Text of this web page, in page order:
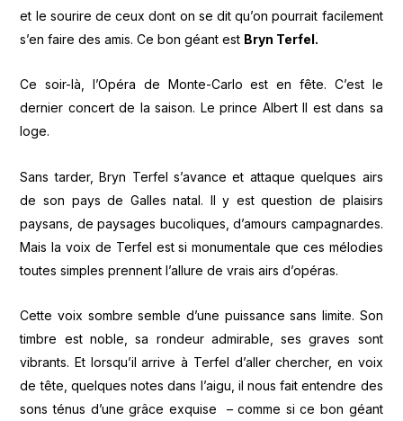
et le sourire de ceux dont on se dit qu’on pourrait facilement
s’en faire des amis. Ce bon géant est Bryn Terfel.
Ce soir-là, l’Opéra de Monte-Carlo est en fête. C’est le
dernier concert de la saison. Le prince Albert II est dans sa
loge.
Sans tarder, Bryn Terfel s’avance et attaque quelques airs
de son pays de Galles natal. Il y est question de plaisirs
paysans, de paysages bucoliques, d’amours campagnardes.
Mais la voix de Terfel est si monumentale que ces mélodies
toutes simples prennent l’allure de vrais airs d’opéras.
Cette voix sombre semble d’une puissance sans limite. Son
timbre est noble, sa rondeur admirable, ses graves sont
vibrants. Et lorsqu’il arrive à Terfel d’aller chercher, en voix
de tête, quelques notes dans l’aigu, il nous fait entendre des
sons ténus d’une grâce exquise – comme si ce bon géant